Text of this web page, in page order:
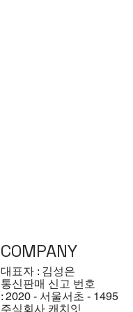
COMPANY
대표자 : 김성은
통신판매 신고 번호
: 2020 - 서울서초 - 1495
주식회사 캐치잇